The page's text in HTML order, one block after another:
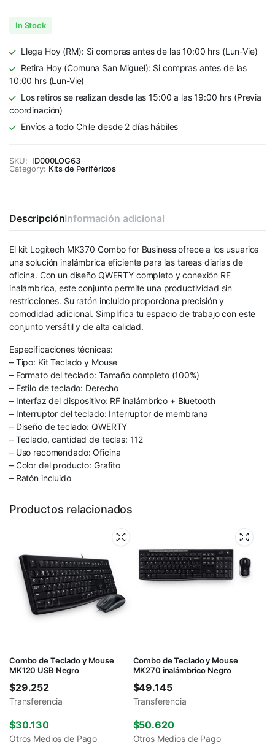
In Stock
Llega Hoy (RM): Si compras antes de las 10:00 hrs (Lun-Vie)
Retira Hoy (Comuna San Miguel): Si compras antes de las
10:00 hrs (Lun-Vie)
Los retiros se realizan desde las 15:00 a las 19:00 hrs (Previa
coordinación)
Envíos a todo Chile desde 2 días hábiles
SKU: ID000LOG63
Category: Kits de Periféricos
DescripciónInformación adicional
El kit Logitech MK370 Combo for Business ofrece a los usuarios
una solución inalámbrica eficiente para las tareas diarias de
oficina. Con un diseño QWERTY completo y conexión RF
inalámbrica, este conjunto permite una productividad sin
restricciones. Su ratón incluido proporciona precisión y
comodidad adicional. Simplifica tu espacio de trabajo con este
conjunto versátil y de alta calidad.
Especificaciones técnicas:
– Tipo: Kit Teclado y Mouse
– Formato del teclado: Tamaño completo (100%)
– Estilo de teclado: Derecho
– Interfaz del dispositivo: RF inalámbrico + Bluetooth
– Interruptor del teclado: Interruptor de membrana
– Diseño de teclado: QWERTY
– Teclado, cantidad de teclas: 112
– Uso recomendado: Oficina
– Color del producto: Grafito
– Ratón incluido
Productos relacionados
Combo de Teclado y Mouse
MK120 USB Negro
$29.252
Transferencia
$30.130
Otros Medios de Pago
Combo de Teclado y Mouse
MK270 inalámbrico Negro
$49.145
Transferencia
$50.620
Otros Medios de Pago